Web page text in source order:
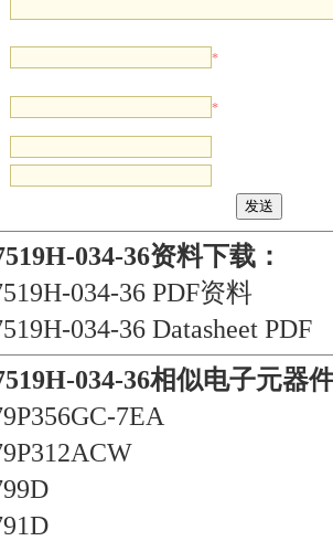
*
*
034-36资料下载：
034-36 PDF资料
034-36 Datasheet PDF
034-36相似电子元器
7EA